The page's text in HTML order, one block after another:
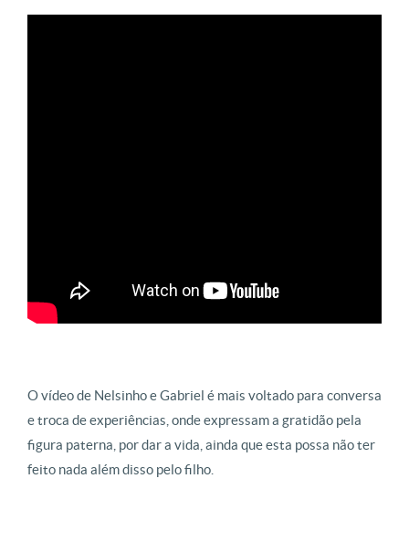
O vídeo de Nelsinho e Gabriel é mais voltado para conversa
e troca de experiências, onde expressam a gratidão pela
figura paterna, por dar a vida, ainda que esta possa não ter
feito nada além disso pelo filho.